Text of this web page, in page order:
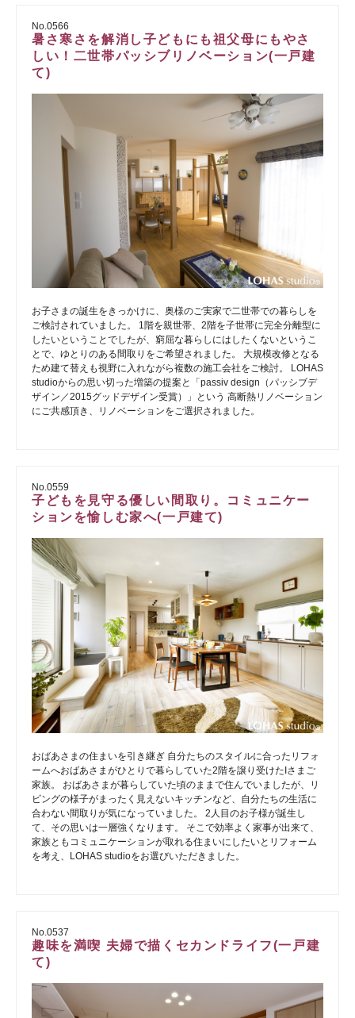
No.0566
暑さ寒さを解消し子どもにも祖父母にもやさ
しい！二世帯パッシブリノベーション(一戸建
て)
お子さまの誕生をきっかけに、奥様のご実家で二世帯での暮らしを
ご検討されていました。 1階を親世帯、2階を子世帯に完全分離型に
したいということでしたが、窮屈な暮らしにはしたくないというこ
とで、ゆとりのある間取りをご希望されました。 大規模改修となる
ため建て替えも視野に入れながら複数の施工会社をご検討。 LOHAS
studioからの思い切った増築の提案と「passiv design（パッシブデ
ザイン／2015グッドデザイン受賞）」という 高断熱リノベーション
にご共感頂き、リノベーションをご選択されました。
No.0559
子どもを見守る優しい間取り。コミュニケー
ションを愉しむ家へ(一戸建て)
おばあさまの住まいを引き継ぎ 自分たちのスタイルに合ったリフォ
ームへおばあさまがひとりで暮らしていた2階を譲り受けたIさまご
家族。 おばあさまが暮らしていた頃のままで住んでいましたが、リ
ビングの様子がまったく見えないキッチンなど、自分たちの生活に
合わない間取りが気になっていました。 2人目のお子様が誕生し
て、その思いは一層強くなります。 そこで効率よく家事が出来て、
家族ともコミュニケーションが取れる住まいにしたいとリフォーム
を考え、LOHAS studioをお選びいただきました。
No.0537
趣味を満喫 夫婦で描くセカンドライフ(一戸建
て)